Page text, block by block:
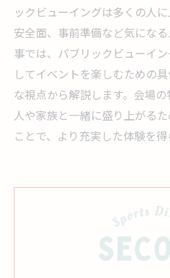
ックビューイングは多くの人
安全面、事前準備など気にな
事では、パブリックビューイ
してイベントを楽しむための
な視点から解説します。会場
人や家族と一緒に盛り上がる
ことで、より充実した体験を得